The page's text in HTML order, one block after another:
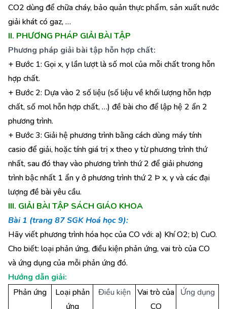
CO2 dùng để chữa cháy, bảo quản thực phẩm, sản xuất nước
giải khát có gaz, …
II. PHƯƠNG PHÁP GIẢI BÀI TẬP
Phương pháp giải bài tập hỗn hợp chất:
+ Bước 1: Gọi x, y lần lượt là số mol của mỗi chất trong hỗn
hợp chất.
+ Bước 2: Dựa vào 2 số liệu (số liệu về khối lượng hỗn hợp
chất, số mol hỗn hợp chất, …) đề bài cho để lập hệ 2 ẩn 2
phương trình.
+ Bước 3: Giải hệ phương trình bằng cách dùng máy tính
casio để giải, hoặc tính giá trị x theo y từ phương trình thứ
nhất, sau đó thay vào phương trình thứ 2 để giải phương
trình bậc nhất 1 ẩn y ở phương trình thứ 2 Þ x, y và các đại
lượng đề bài yêu cầu.
III. GIẢI BÀI TẬP SÁCH GIÁO KHOA
Bài 1 (trang 87 SGK Hoá học 9):
Hãy viết phương trình hóa học của CO với: a) Khí O2; b) CuO.
Cho biết: loại phản ứng, điều kiện phản ứng, vai trò của CO
và ứng dụng của mỗi phản ứng đó.
Hướng dẫn giải:
Phản ứng
Loại phản
ứng
Điều kiện
Vai trò của
CO
Ứng dụng